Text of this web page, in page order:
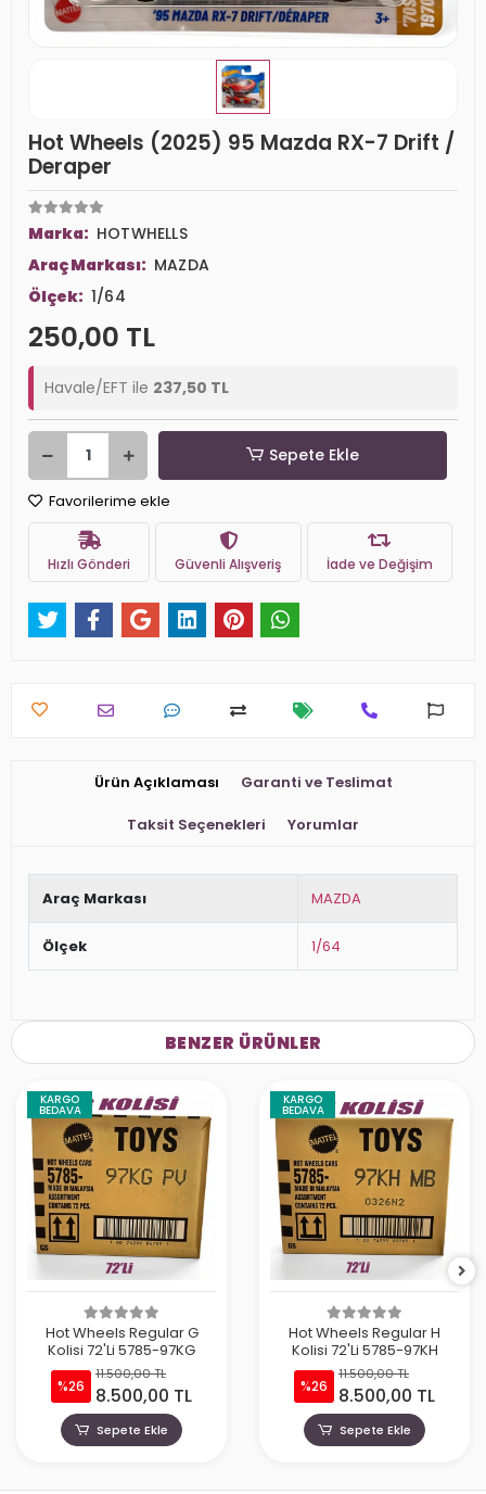
Hot Wheels (2025) 95 Mazda RX-7 Drift /
Deraper
Marka: HOTWHELLS
Araç Markası: MAZDA
Ölçek: 1/64
250,00 TL
Havale/EFT ile 237,50 TL
Sepete Ekle
Favorilerime ekle
Hızlı Gönderi Güvenli Alışveriş İade ve Değişim
Ürün Açıklaması Garanti ve Teslimat
Taksit Seçenekleri Yorumlar
Araç Markası MAZDA
Ölçek 1/64
BENZER ÜRÜNLER
KARGO
BEDAVA
Hot Wheels Regular G
Kolisi 72'Li 5785-97KG
%26
11.500,00 TL
8.500,00 TL
Sepete Ekle
KARGO
BEDAVA
Hot Wheels Regular H
Kolisi 72'Li 5785-97KH
%26
11.500,00 TL
8.500,00 TL
Sepete Ekle